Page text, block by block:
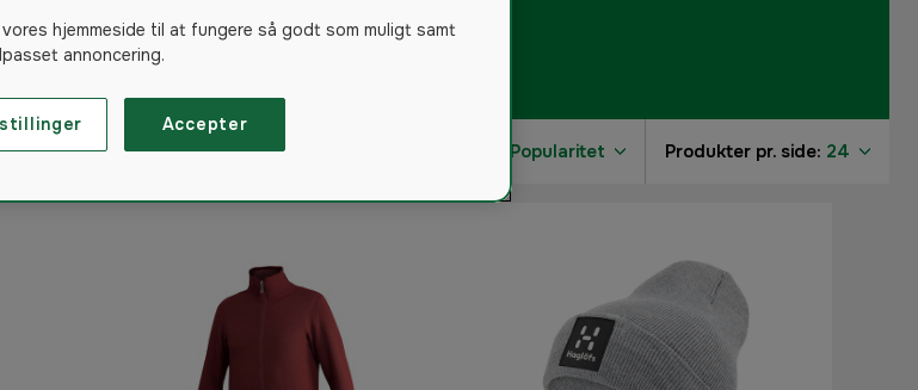
55produkter Popularitet Produkter pr. side: 24
hjemmeside til at fungere så godt som muligt samt
annoncering.
Accepter